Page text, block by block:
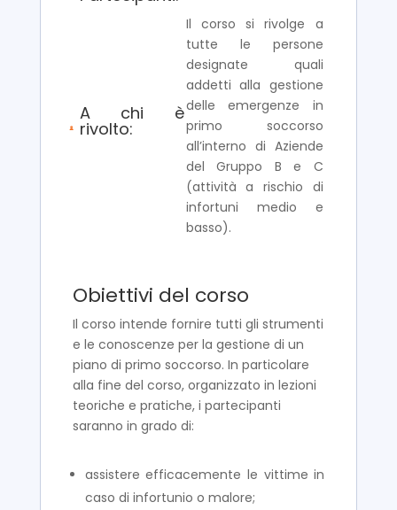
A chi è
rivolto:
Il corso si rivolge a
tutte le persone
designate quali
addetti alla gestione
delle emergenze in
primo soccorso
all’interno di Aziende
del Gruppo B e C
(attività a rischio di
infortuni medio e
basso).
Obiettivi del corso
Il corso intende fornire tutti gli strumenti
e le conoscenze per la gestione di un
piano di primo soccorso. In particolare
alla fine del corso, organizzato in lezioni
teoriche e pratiche, i partecipanti
saranno in grado di:
assistere efficacemente le vittime in
caso di infortunio o malore;